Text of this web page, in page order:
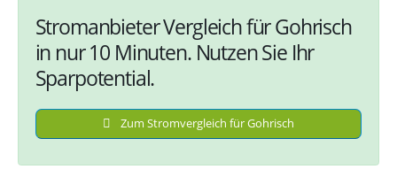
Stromanbieter Vergleich für Gohrisch
in nur 10 Minuten. Nutzen Sie Ihr
Sparpotential.
Zum Stromvergleich für Gohrisch